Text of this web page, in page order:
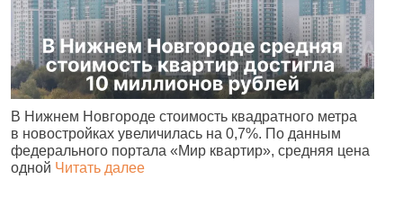
В Нижнем Новгороде стоимость квадратного метра
в новостройках увеличилась на 0,7%. По данным
федерального портала «Мир квартир», средняя цена
одной Читать далее